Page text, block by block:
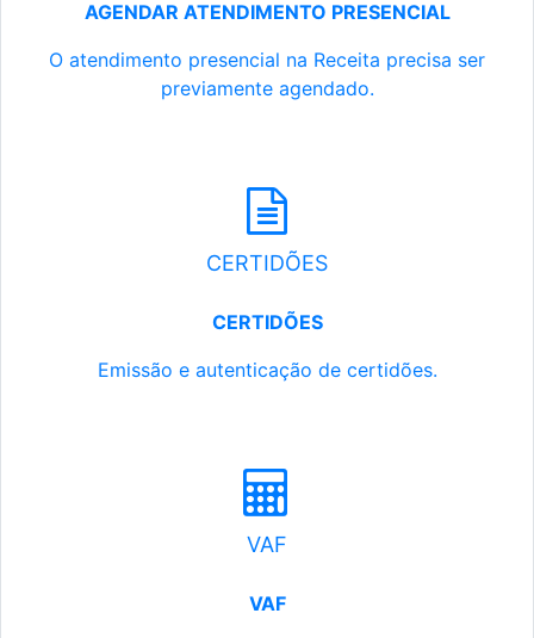
AGENDAR ATENDIMENTO PRESENCIAL
O atendimento presencial na Receita precisa ser
previamente agendado.
CERTIDÕES
CERTIDÕES
Emissão e autenticação de certidões.
VAF
VAF